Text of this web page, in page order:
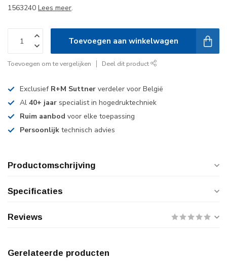
1563240 Lees meer.
Toevoegen aan winkelwagen
Toevoegen om te vergelijken Deel dit product
Exclusief R+M Suttner verdeler voor België
Al 40+ jaar specialist in hogedruktechniek
Ruim aanbod voor elke toepassing
Persoonlijk technisch advies
Productomschrijving
Specificaties
Reviews
Gerelateerde producten